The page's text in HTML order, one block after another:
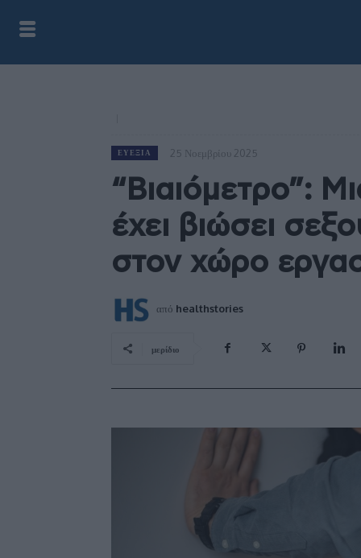
ΕΥΕΞΊΑ 25 Νοεμβρίου 2025
“Bιαιόμετρο”:
έχει βιώσει
στον χώρο
από healthstories
μερίδιο